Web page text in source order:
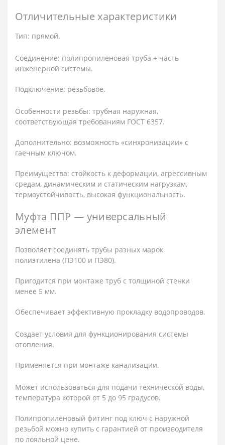
Отличительные характеристики
Тип: прямой.
Соединение: полипропиленовая труба + часть
инженерной системы.
Подключение: резьбовое.
Особенности резьбы: трубная наружная,
соответствующая требованиям ГОСТ 6357.
Дополнительно: возможность «синхронизации» с
гаечным ключом.
Преимущества: стойкость к деформации, агрессивным
средам, динамическим и статическим нагрузкам,
термоустойчивость, высокая функциональность.
Муфта ППР ― универсальный
элемент
Позволяет соединять трубы разных марок
полиэтилена (ПЭ100 и ПЭ80).
Пригодится при монтаже труб с толщиной стенки
менее 5 мм.
Обеспечивает эффективную прокладку водопроводов.
Создает условия для функционирования системы
отопления.
Применяется при монтаже канализации.
Может использоваться для подачи технической воды,
температура которой от 5 до 95 градусов.
Полипропиленовый фитинг под ключ с наружной
резьбой можно купить с гарантией от производителя
по лояльной цене.